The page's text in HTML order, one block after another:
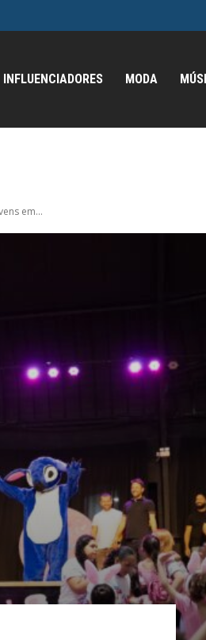
INFLUENCIADORES MODA
em...